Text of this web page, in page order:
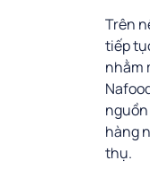
Trên
tiếp
nhằm
hàng
thụ.